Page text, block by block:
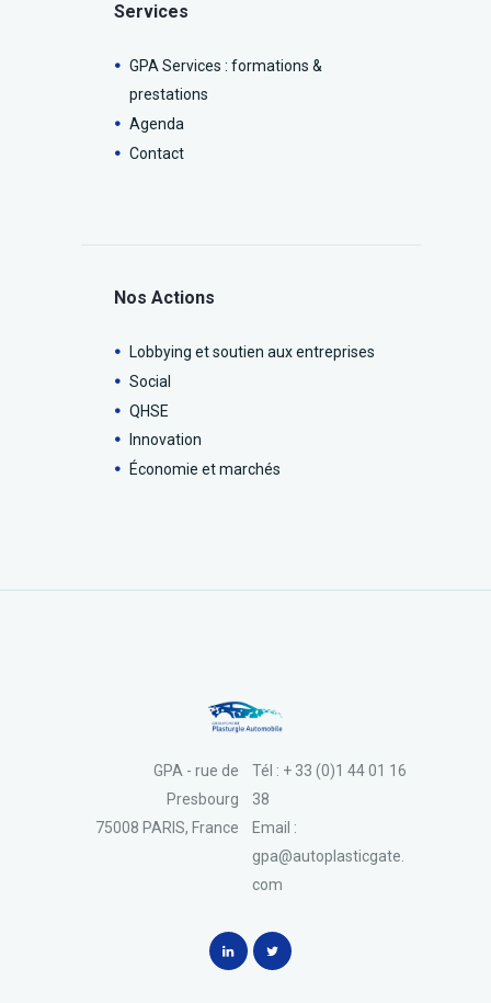
Services
GPA Services : formations &
prestations
Agenda
Contact
Nos Actions
Lobbying et soutien aux entreprises
Social
QHSE
Innovation
Économie et marchés
Tél : + 33 (0)1 44 01 16
38
Email :
gpa@autoplasticgate.
com
GPA - rue de
Presbourg
75008 PARIS, France